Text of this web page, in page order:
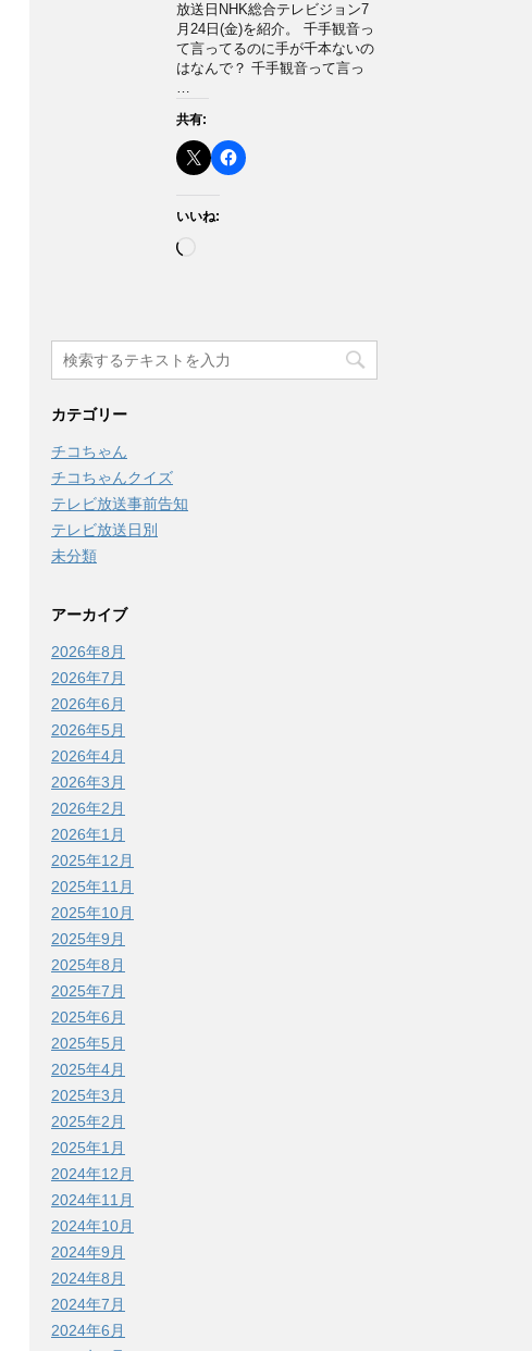
放送日NHK総合テレビジョン7
月24日(金)を紹介。 千手観音っ
て言ってるのに手が千本ないの
はなんで？ 千手観音って言っ
…
共有:
いいね:
中…
カテゴリー
チコちゃん
チコちゃんクイズ
テレビ放送事前告知
テレビ放送日別
未分類
アーカイブ
2026年8月
2026年7月
2026年6月
2026年5月
2026年4月
2026年3月
2026年2月
2026年1月
2025年12月
2025年11月
2025年10月
2025年9月
2025年8月
2025年7月
2025年6月
2025年5月
2025年4月
2025年3月
2025年2月
2025年1月
2024年12月
2024年11月
2024年10月
2024年9月
2024年8月
2024年7月
2024年6月